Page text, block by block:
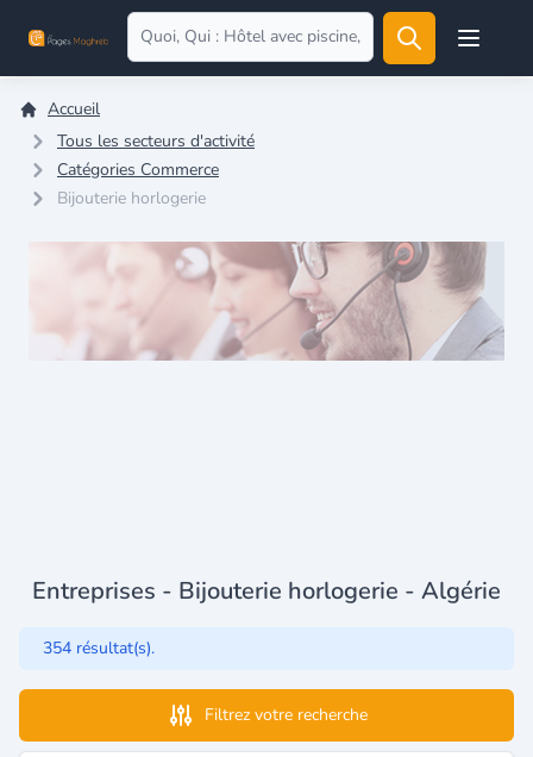
Open
Accueil
Tous les secteurs d'activité
Catégories Commerce
Bijouterie horlogerie
Entreprises - Bijouterie horlogerie - Algérie
354 résultat(s).
Filtrez votre recherche